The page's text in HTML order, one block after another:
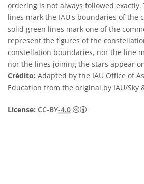
ordering is not always followed
lines mark the IAU's boundaries of the
solid green lines mark one of the
represent the figures of the
constellation boundaries, nor the line
nor the lines joining the stars appear
Crédito: Adapted by the IAU Office of
Education from the original by IAU/Sky
License: CC-BY-4.0 Creative